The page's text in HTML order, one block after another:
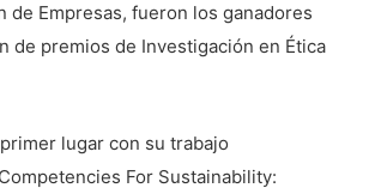
de Empresas, fueron los ganadores
de premios de Investigación en Ética
lugar con su trabajo
For Sustainability: